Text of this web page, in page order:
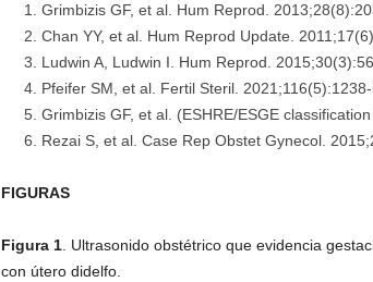
Grimbizis GF, et al. Hum Reprod.
Chan YY, et al. Hum Reprod Update.
Ludwin A, Ludwin I. Hum Reprod.
Pfeifer SM, et al. Fertil Steril. 2021;116(5):1238-
Grimbizis GF, et al. (ESHRE/ESGE
Rezai S, et al. Case Rep Obstet Gynecol.
FIGURAS
Figura 1. Ultrasonido obstétrico que evidencia
con útero didelfo.